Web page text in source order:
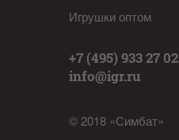
Игрушки оптом
+7 (495) 933 27 02
info@igr.ru
© 2018 «Симбат»